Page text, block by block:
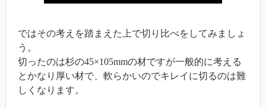
ではその考えを踏まえた上で切り比べをしてみましょ
う。
切ったのは杉の45×105mmの材ですが一般的に考える
とかなり厚い材で、軟らかいのでキレイに切るのは難
しくなります。